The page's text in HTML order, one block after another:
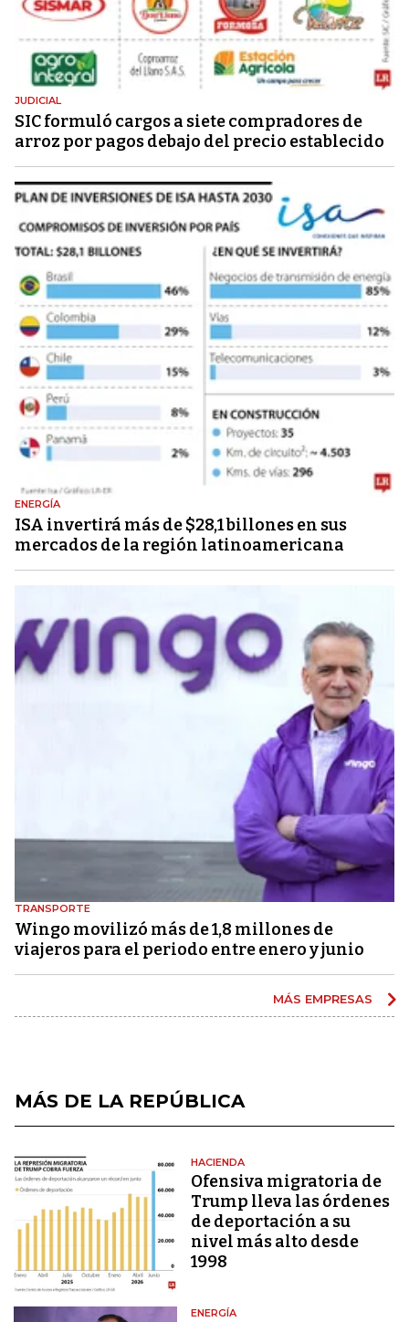
JUDICIAL
SIC formuló cargos a siete compradores de
arroz por pagos debajo del precio establecido
ENERGÍA
ISA invertirá más de $28,1 billones en sus
mercados de la región latinoamericana
TRANSPORTE
Wingo movilizó más de 1,8 millones de
viajeros para el periodo entre enero y junio
MÁS EMPRESAS
MÁS DE LA REPÚBLICA
HACIENDA
Ofensiva migratoria de
Trump lleva las órdenes
de deportación a su
nivel más alto desde
1998
ENERGÍA